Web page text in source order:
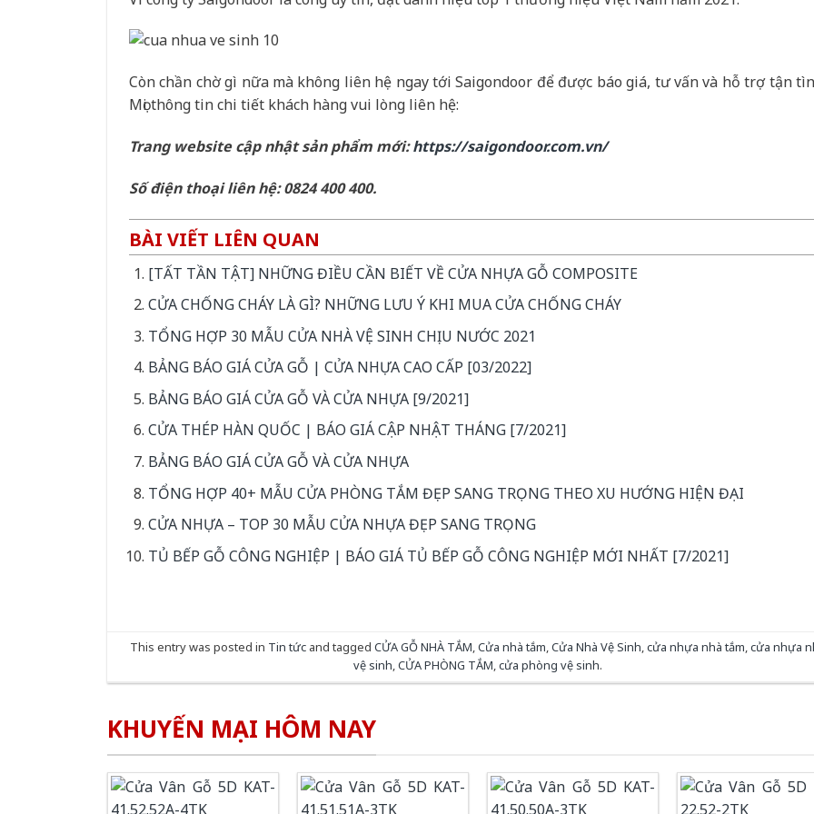
Còn chần chờ gì nữa mà không liên hệ ngay tới Saigondoor để được báo giá, tư vấn và hỗ trợ tận
Mọi thông tin chi tiết khách hàng vui lòng liên hệ:
Trang website cập nhật sản phẩm mới:https://saigondoor.com.vn/
Số điện thoại liên hệ: 0824 400 400.
BÀI VIẾT LIÊN QUAN
[TẤT TẦN TẬT] NHỮNG ĐIỀU CẦN BIẾT VỀ CỬA NHỰA GỖ COMPOSITE
CỬA CHỐNG CHÁY LÀ GÌ? NHỮNG LƯU Ý KHI MUA CỬA CHỐNG CHÁY
TỔNG HỢP 30 MẪU CỬA NHÀ VỆ SINH CHỊU NƯỚC 2021
BẢNG BÁO GIÁ CỬA GỖ | CỬA NHỰA CAO CẤP [03/2022]
BẢNG BÁO GIÁ CỬA GỖ VÀ CỬA NHỰA [9/2021]
CỬA THÉP HÀN QUỐC | BÁO GIÁ CẬP NHẬT THÁNG [7/2021]
BẢNG BÁO GIÁ CỬA GỖ VÀ CỬA NHỰA
TỔNG HỢP 40+ MẪU CỬA PHÒNG TẮM ĐẸP SANG TRỌNG THEO XU HƯỚNG HIỆN ĐẠI
CỬA NHỰA – TOP 30 MẪU CỬA NHỰA ĐẸP SANG TRỌNG
TỦ BẾP GỖ CÔNG NGHIỆP | BÁO GIÁ TỦ BẾP GỖ CÔNG NGHIỆP MỚI NHẤT [7/2021]
This entry was posted in Tin tức and tagged CỬA GỖ NHÀ TẮM,Cửa nhà tắm,Cửa Nhà Vệ Sinh,cửa nhựa nhà tắm,cửa nhựa
vệ sinh,CỬA PHÒNG TẮM,cửa phòng vệ sinh.
KHUYẾN MẠI HÔM NAY